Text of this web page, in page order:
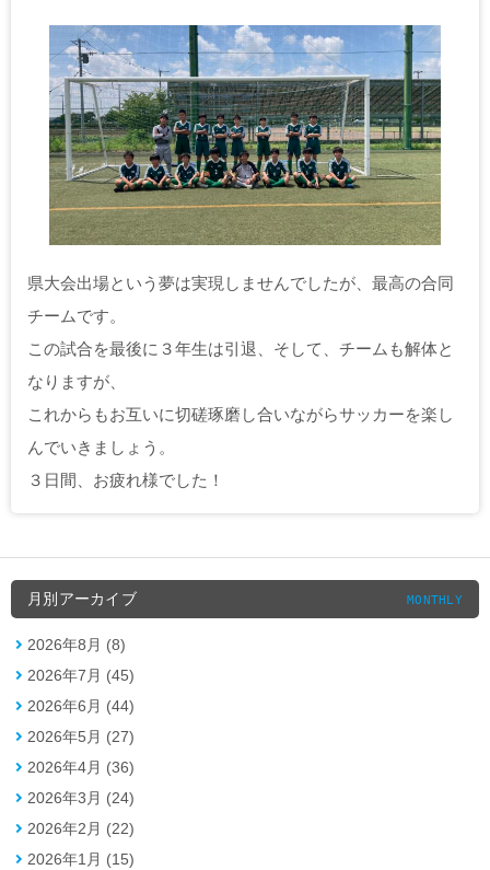
県大会出場という夢は実現しませんでしたが、最高の合同
チームです。
この試合を最後に３年生は引退、そして、チームも解体と
なりますが、
これからもお互いに切磋琢磨し合いながらサッカーを楽し
んでいきましょう。
３日間、お疲れ様でした！
月別アーカイブ MONTHLY
2026年8月 (8)
2026年7月 (45)
2026年6月 (44)
2026年5月 (27)
2026年4月 (36)
2026年3月 (24)
2026年2月 (22)
2026年1月 (15)